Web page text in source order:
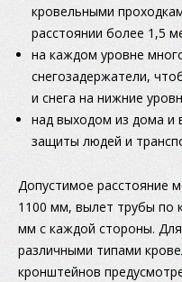
кровельными
расстоянии более 1,5
на каждом уровне
снегозадержатели,
и снега на нижние
над выходом из дома и
защиты людей и
Допустимое расстояние
1100 мм, вылет трубы по
мм с каждой стороны.
различными типами
кронштейнов